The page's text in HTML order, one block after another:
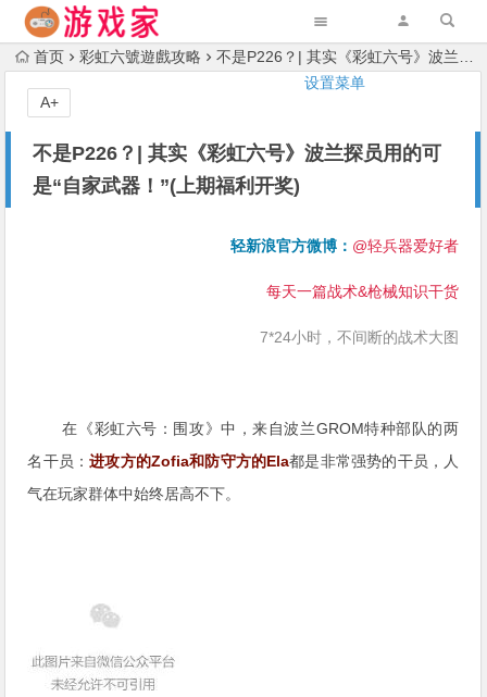
设置菜单
首页 彩虹六號遊戲攻略 不是P226？| 其实《彩虹六号》波兰探员用的可是“自家武器！”(上期福利开奖)
不是P226？| 其实《彩虹六号》波兰探员用的可
是“自家武器！”(上期福利开奖)
A+
轻新浪官方微博： @轻兵器爱好者
每天一篇战术&枪械知识干货
7*24小时，不间断的战术大图
在《彩虹六号：围攻》中，来自波兰GROM特种部队的两
名干员：进攻方的Zofia和防守方的Ela都是非常强势的干员，人
气在玩家群体中始终居高不下。